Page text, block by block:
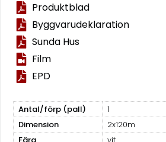
Produktblad
Byggvarudeklaration
Sunda Hus
Film
EPD
Antal/förp (pall)
1
Dimension
2x120m